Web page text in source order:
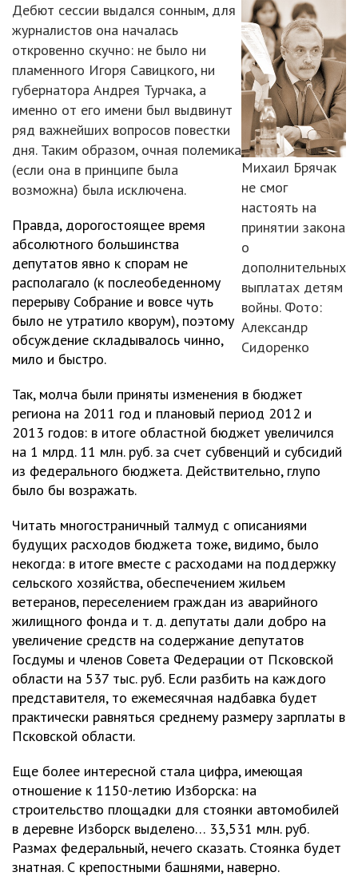
Михаил Брячак
не смог
настоять на
принятии закона
о
дополнительных
выплатах детям
войны. Фото:
Александр
Сидоренко
Дебют сессии выдался сонным, для
журналистов она началась
откровенно скучно: не было ни
пламенного Игоря Савицкого, ни
губернатора Андрея Турчака, а
именно от его имени был выдвинут
ряд важнейших вопросов повестки
дня. Таким образом, очная полемика
(если она в принципе была
возможна) была исключена.
Правда, дорогостоящее время
абсолютного большинства
депутатов явно к спорам не
располагало (к послеобеденному
перерыву Собрание и вовсе чуть
было не утратило кворум), поэтому
обсуждение складывалось чинно,
мило и быстро.
Так, молча были приняты изменения в бюджет
региона на 2011 год и плановый период 2012 и
2013 годов: в итоге областной бюджет увеличился
на 1 млрд. 11 млн. руб. за счет субвенций и субсидий
из федерального бюджета. Действительно, глупо
было бы возражать.
Читать многостраничный талмуд с описаниями
будущих расходов бюджета тоже, видимо, было
некогда: в итоге вместе с расходами на поддержку
сельского хозяйства, обеспечением жильем
ветеранов, переселением граждан из аварийного
жилищного фонда и т. д. депутаты дали добро на
увеличение средств на содержание депутатов
Госдумы и членов Совета Федерации от Псковской
области на 537 тыс. руб. Если разбить на каждого
представителя, то ежемесячная надбавка будет
практически равняться среднему размеру зарплаты в
Псковской области.
Еще более интересной стала цифра, имеющая
отношение к 1150-летию Изборска: на
строительство площадки для стоянки автомобилей
в деревне Изборск выделено… 33,531 млн. руб.
Размах федеральный, нечего сказать. Стоянка будет
знатная. С крепостными башнями, наверно.